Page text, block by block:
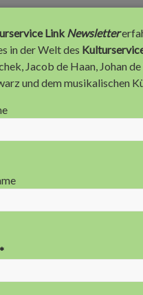
Link Newsletter
in der Welt des
Jacob de Haan, Johan
und dem musikalischen
*